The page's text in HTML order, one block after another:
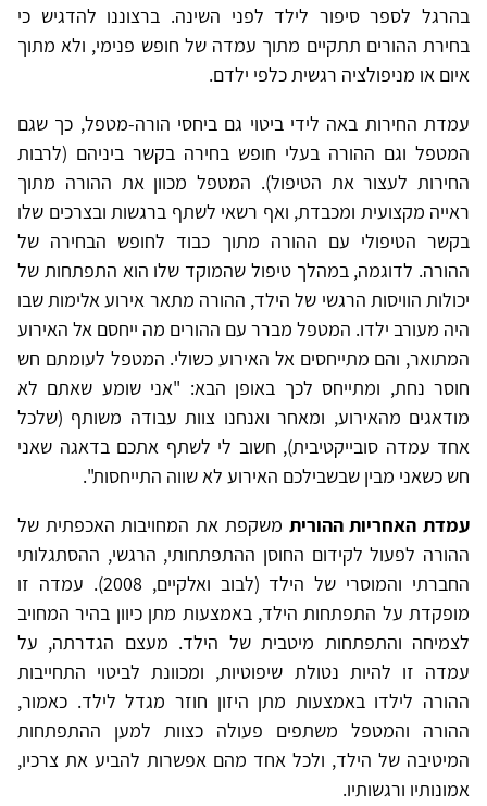
בהרגל לספר סיפור לילד לפני השינה. ברצוננו להדגיש כי
בחירת ההורים תתקיים מתוך עמדה של חופש פנימי, ולא מתוך
איום או מניפולציה רגשית כלפי ילדם.
עמדת החירות באה לידי ביטוי גם ביחסי הורה-מטפל, כך שגם
המטפל וגם ההורה בעלי חופש בחירה בקשר ביניהם (לרבות
החירות לעצור את הטיפול). המטפל מכוון את ההורה מתוך
ראייה מקצועית ומכבדת, ואף רשאי לשתף ברגשות ובצרכים שלו
בקשר הטיפולי עם ההורה מתוך כבוד לחופש הבחירה של
ההורה. לדוגמה, במהלך טיפול שהמוקד שלו הוא התפתחות של
יכולות הוויסות הרגשי של הילד, ההורה מתאר אירוע אלימות שבו
היה מעורב ילדו. המטפל מברר עם ההורים מה ייחסם אל האירוע
המתואר, והם מתייחסים אל האירוע כשולי. המטפל לעומתם חש
חוסר נחת, ומתייחס לכך באופן הבא: "אני שומע שאתם לא
מודאגים מהאירוע, ומאחר ואנחנו צוות עבודה משותף (שלכל
אחד עמדה סובייקטיבית), חשוב לי לשתף אתכם בדאגה שאני
חש כשאני מבין שבשבילכם האירוע לא שווה התייחסות".
עמדת האחריות ההורית משקפת את המחויבות האכפתית של
ההורה לפעול לקידום החוסן ההתפתחותי, הרגשי, ההסתגלותי
החברתי והמוסרי של הילד (לבוב ואלקיים, 2008). עמדה זו
מופקדת על התפתחות הילד, באמצעות מתן כיוון בהיר המחויב
לצמיחה והתפתחות מיטבית של הילד. מעצם הגדרתה, על
עמדה זו להיות נטולת שיפוטיות, ומכוונת לביטוי התחייבות
ההורה לילדו באמצעות מתן היזון חוזר מגדל לילד. כאמור,
ההורה והמטפל משתפים פעולה כצוות למען ההתפתחות
המיטיבה של הילד, ולכל אחד מהם אפשרות להביע את צרכיו,
אמונותיו ורגשותיו.